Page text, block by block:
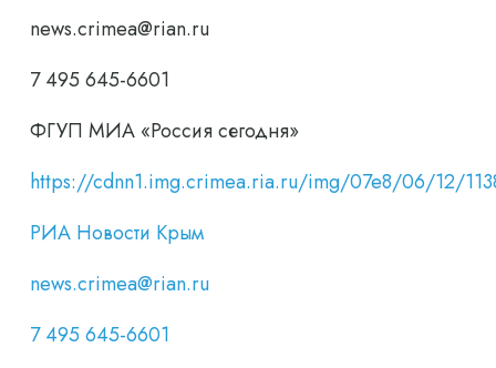
news.crimea@rian.ru
7 495 645-6601
ФГУП МИА «Россия сегодня»
https://cdnn1.img.crimea.ria.ru/img/07e8/06/12/
РИА Новости Крым
news.crimea@rian.ru
7 495 645-6601